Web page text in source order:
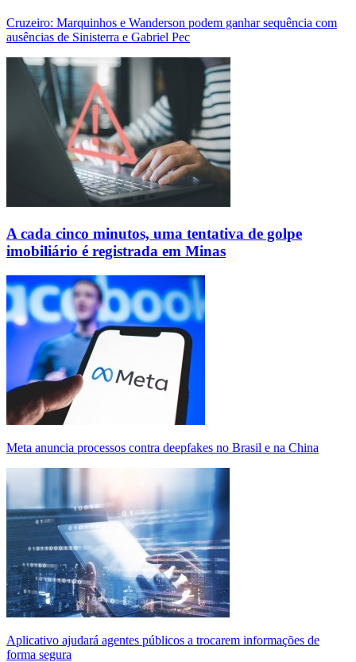
Cruzeiro: Marquinhos e Wanderson podem ganhar sequência com
ausências de Sinisterra e Gabriel Pec
A cada cinco minutos, uma tentativa de golpe
imobiliário é registrada em Minas
Meta anuncia processos contra deepfakes no Brasil e na China
Aplicativo ajudará agentes públicos a trocarem informações de
forma segura